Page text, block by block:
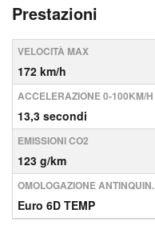
Prestazioni
VELOCITÀ MAX
172 km/h
ACCELERAZIONE 0-100KM/H
13,3 secondi
EMISSIONI CO2
123 g/km
OMOLOGAZIONE ANTINQUIN.
Euro 6D TEMP